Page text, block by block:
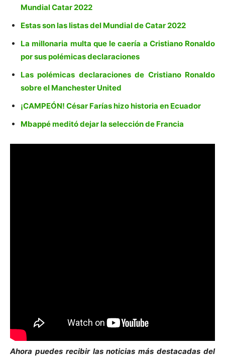
Mundial Catar 2022
Estas son las listas del Mundial de Catar 2022
La millonaria multa que le caería a Cristiano Ronaldo
por sus polémicas declaraciones
Las polémicas declaraciones de Cristiano Ronaldo
sobre el Manchester United
¡CAMPEÓN! César Farías hizo historia en Ecuador
Mbappé meditó dejar la selección de Francia
Ahora puedes recibir las noticias más destacadas del